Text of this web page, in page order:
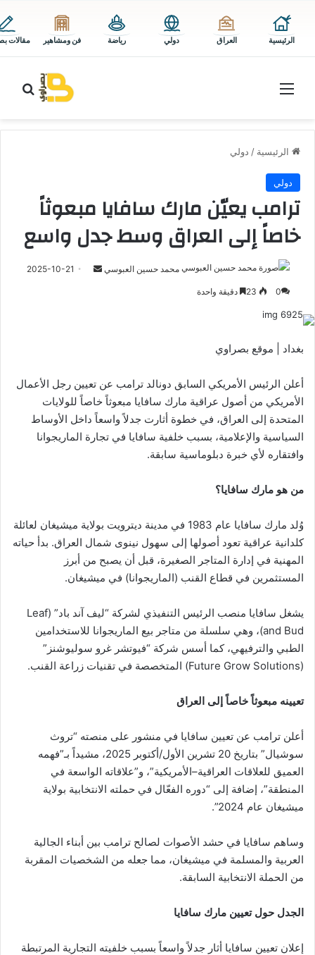
الرئيسية العراق دولي رياضة فن ومشاهير مقالات
القائمة
الرئيسية / دولي
دولي
ترامب يعيّن مارك سافايا مبعوثاً
خاصاً إلى العراق وسط جدل واسع
محمد حسين العبوسي
أرسل 2025-10-21
0 دقيقة واحدة
بغداد | موقع بصراوي
أعلن الرئيس الأمريكي السابق دونالد ترامب عن تعيين رجل الأعمال
الأمريكي من أصول عراقية مارك سافايا مبعوثاً خاصاً للولايات
المتحدة إلى العراق، في خطوة أثارت جدلاً واسعاً داخل الأوساط
السياسية والإعلامية، بسبب خلفية سافايا في تجارة الماريجوانا
وافتقاره لأي خبرة دبلوماسية سابقة.
من هو مارك سافايا؟
وُلد مارك سافايا عام 1983 في مدينة ديترويت بولاية ميشيغان لعائلة
كلدانية عراقية تعود أصولها إلى سهول نينوى شمال العراق. بدأ حياته
المهنية في إدارة المتاجر الصغيرة، قبل أن يصبح من أبرز
المستثمرين في قطاع القنب (الماريجوانا) في ميشيغان.
يشغل سافايا منصب الرئيس التنفيذي لشركة “ليف آند باد” (Leaf
and Bud)، وهي سلسلة من متاجر بيع الماريجوانا للاستخدامين
الطبي والترفيهي، كما أسس شركة “فيوتشر غرو سوليوشنز”
(Future Grow Solutions) المتخصصة في تقنيات زراعة القنب.
تعيينه مبعوثاً خاصاً إلى العراق
أعلن ترامب عن تعيين سافايا في منشور على منصته “تروث
سوشيال” بتاريخ 20 تشرين الأول/أكتوبر 2025، مشيداً بـ”فهمه
العميق للعلاقات العراقية–الأمريكية”، و”علاقاته الواسعة في
المنطقة”، إضافة إلى “دوره الفعّال في حملته الانتخابية بولاية
ميشيغان عام 2024”.
وساهم سافايا في حشد الأصوات لصالح ترامب بين أبناء الجالية
العربية والمسلمة في ميشيغان، مما جعله من الشخصيات المقربة
من الحملة الانتخابية السابقة.
الجدل حول تعيين مارك سافايا
إعلان تعيين سافايا أثار جدلاً واسعاً بسبب خلفيته التجارية المرتبطة